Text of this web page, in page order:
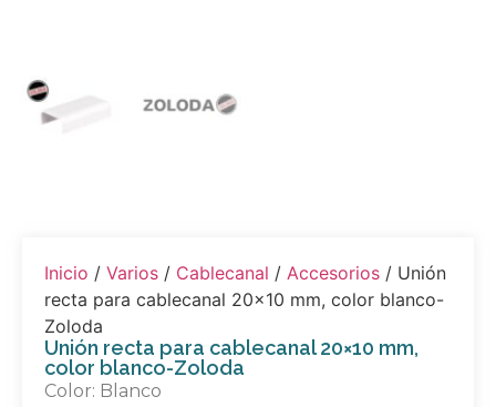
Inicio / Varios / Cablecanal / Accesorios / Unión
recta para cablecanal 20×10 mm, color blanco-
Zoloda
Unión recta para cablecanal 20×10 mm,
color blanco-Zoloda
Color: Blanco